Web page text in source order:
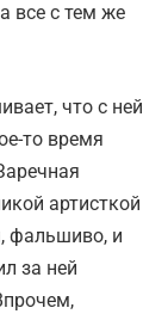
все с тем же
что с ней
то время
артисткой
фальшиво, и
за ней